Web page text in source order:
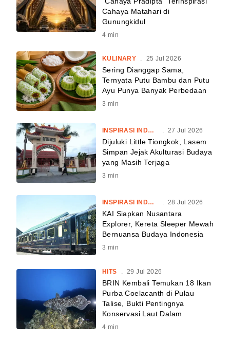
Cahaya Matahari di
Gunungkidul
4 min
KULINARY . 25 Jul 2026
Sering Dianggap Sama,
Ternyata Putu Bambu dan Putu
Ayu Punya Banyak Perbedaan
3 min
INSPIRASI INDONESIA . 27 Jul 2026
Dijuluki Little Tiongkok, Lasem
Simpan Jejak Akulturasi Budaya
yang Masih Terjaga
3 min
INSPIRASI INDONESIA . 28 Jul 2026
KAI Siapkan Nusantara
Explorer, Kereta Sleeper Mewah
Bernuansa Budaya Indonesia
3 min
HITS 29 Jul 2026
BRIN Kembali Temukan 18 Ikan
Purba Coelacanth di Pulau
Talise, Bukti Pentingnya
Konservasi Laut Dalam
4 min